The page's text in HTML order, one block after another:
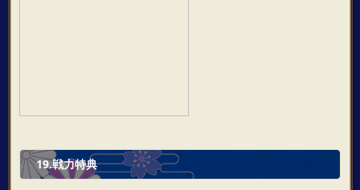
19.戦力特典